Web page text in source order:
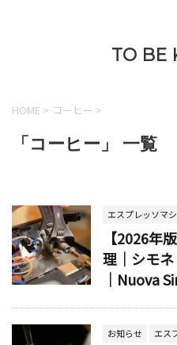
TO BE
HOME > コーヒー >
「コーヒー」 一覧
エスプレッソマ
【2026年
理│シモ
│Nuova
お知らせ エス